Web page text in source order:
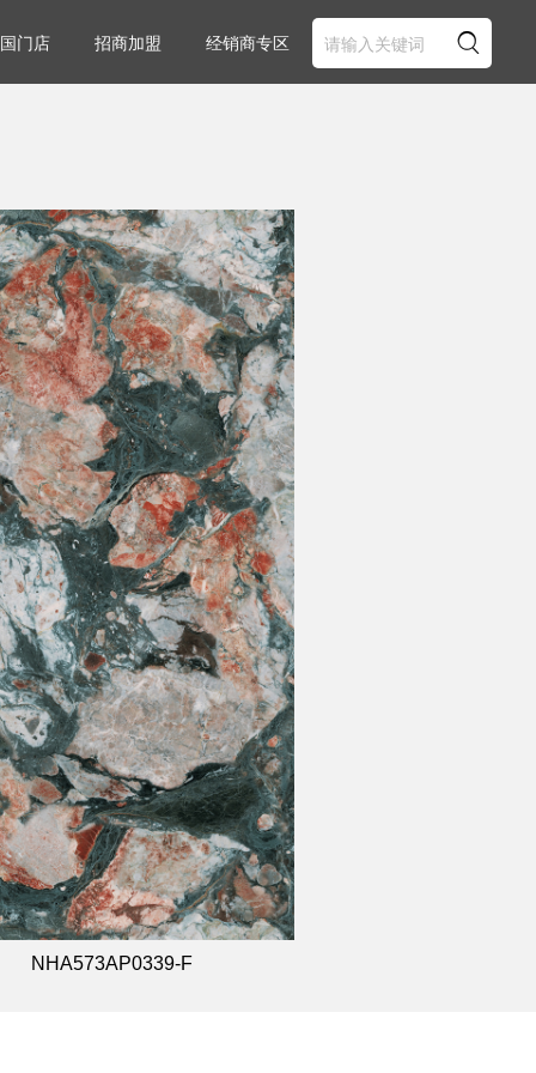
门店 招商加盟 经销商专区 
NHA573AP0339-F